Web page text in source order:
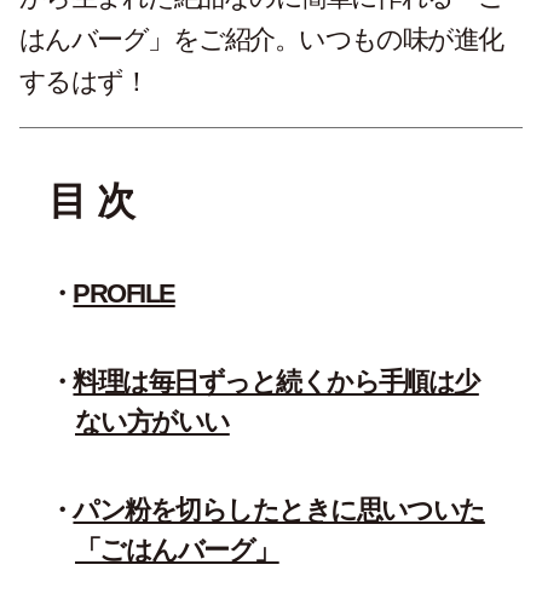
はんバーグ」をご紹介。いつもの味が進化
するはず！
目 次
PROFILE
料理は毎日ずっと続くから手順は少
ない方がいい
パン粉を切らしたときに思いついた
「ごはんバーグ」